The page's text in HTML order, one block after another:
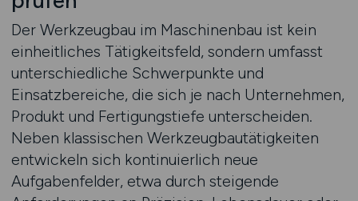
Der Werkzeugbau im Maschinenbau ist kein
einheitliches Tätigkeitsfeld, sondern umfasst
unterschiedliche Schwerpunkte und
Einsatzbereiche, die sich je nach Unternehmen,
Produkt und Fertigungstiefe unterscheiden.
Neben klassischen Werkzeugbautätigkeiten
entwickeln sich kontinuierlich neue
Aufgabenfelder, etwa durch steigende